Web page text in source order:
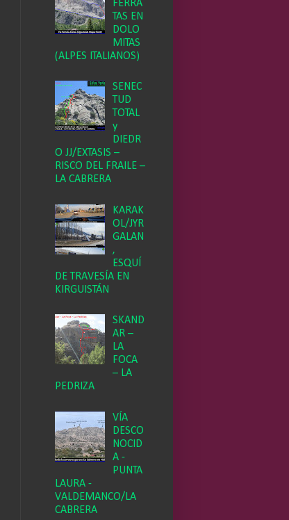
FERRA
TAS EN
DOLO
MITAS
(ALPES ITALIANOS)
SENEC
TUD
TOTAL
y
DIEDR
O JJ/EXTASIS –
RISCO DEL FRAILE –
LA CABRERA
KARAK
OL/JYR
GALAN
,
ESQUÍ
DE TRAVESÍA EN
KIRGUISTÁN
SKAND
AR –
LA
FOCA
– LA
PEDRIZA
VÍA
DESCO
NOCID
A -
PUNTA
LAURA -
VALDEMANCO/LA
CABRERA